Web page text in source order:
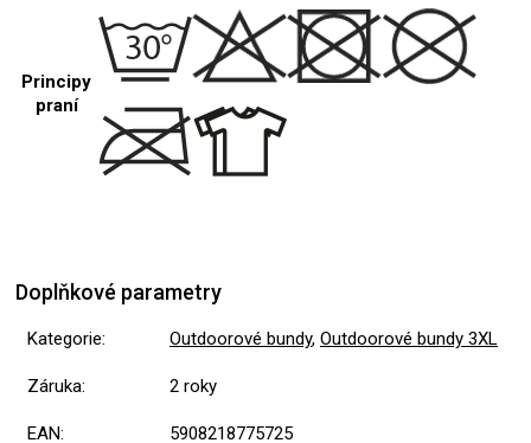
Principy
praní
Doplňkové parametry
Kategorie: Outdoorové bundy, Outdoorové bundy 3XL
Záruka: 2 roky
EAN: 5908218775725